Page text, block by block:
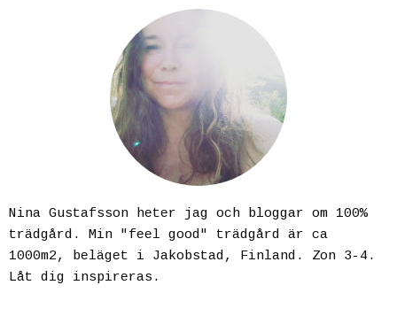
Nina Gustafsson heter jag och bloggar om 100%
trädgård. Min "feel good" trädgård är ca
1000m2, beläget i Jakobstad, Finland. Zon 3-4.
Låt dig inspireras.